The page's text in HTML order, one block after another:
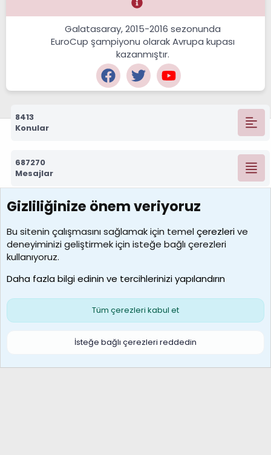
Galatasaray, 2015-2016 sezonunda
EuroCup şampiyonu olarak Avrupa kupası
kazanmıştır.
8413
Konular
687270
Mesajlar
7388
Kullanıcılar
borabekirogluu
Son üye
Çerezler
S
Gizliliğinize önem veriyoruz
Bu sitenin çalışmasını sağlamak için temelçerezlerive
deneyiminizi geliştirmek için isteğe bağlı çerezleri
kullanıyoruz.
Daha fazla bilgi edinin ve tercihlerinizi yapılandırın
Tüm çerezleri kabul et
İsteğe bağlı çerezleri reddedin